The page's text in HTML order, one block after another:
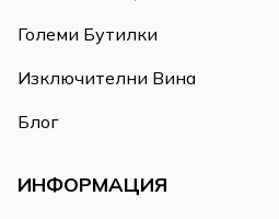
Големи Бутилки
Изключителни Вина
Блог
ИНФОРМАЦИЯ